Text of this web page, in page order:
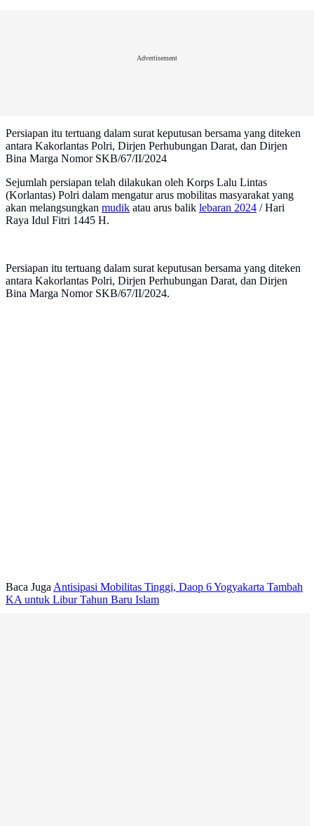
Advertisement
Persiapan itu tertuang dalam surat keputusan bersama yang diteken
antara Kakorlantas Polri, Dirjen Perhubungan Darat, dan Dirjen
Bina Marga Nomor SKB/67/II/2024
Sejumlah persiapan telah dilakukan oleh Korps Lalu Lintas
(Korlantas) Polri dalam mengatur arus mobilitas masyarakat yang
akan melangsungkan mudik atau arus balik lebaran 2024 / Hari
Raya Idul Fitri 1445 H.
Persiapan itu tertuang dalam surat keputusan bersama yang diteken
antara Kakorlantas Polri, Dirjen Perhubungan Darat, dan Dirjen
Bina Marga Nomor SKB/67/II/2024.
Baca JugaAntisipasi Mobilitas Tinggi, Daop 6 Yogyakarta Tambah
KA untuk Libur Tahun Baru Islam